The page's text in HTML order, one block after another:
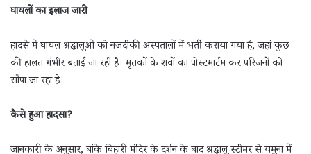
घायलों का इलाज जारी
हादसे में घायल श्रद्धालुओं को नजदीकी अस्पतालों में भर्ती कराया गया है, जहां कुछ
की हालत गंभीर बताई जा रही है। मृतकों के शवों का पोस्टमार्टम कर परिजनों को
सौंपा जा रहा है।
कैसे हुआ हादसा?